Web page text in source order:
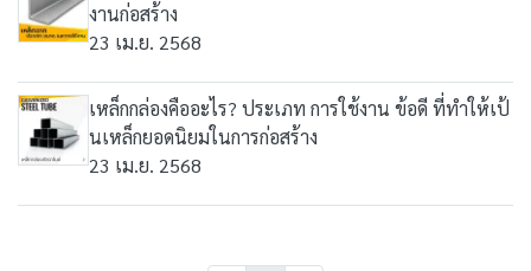
งานก่อสร้าง
23 เม.ย. 2568
เหล็กกล่องคืออะไร? ประเภท การใช้งาน ข้อดี ที่ทำให้เป้
นเหล็กยอดนิยมในการก่อสร้าง
23 เม.ย. 2568